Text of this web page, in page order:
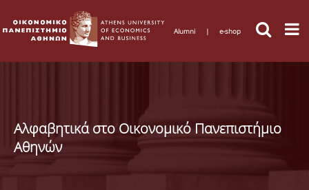
Alumni | e-shop
Αλφαβητικά στο Οικονομικό Πανεπιστήμιο
Αθηνών